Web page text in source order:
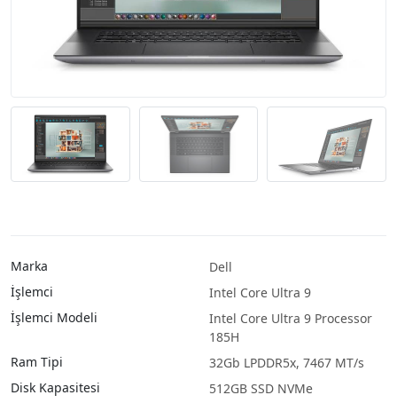
Marka
Dell
İşlemci
Intel Core Ultra 9
İşlemci Modeli
Intel Core Ultra 9 Processor
185H
Ram Tipi
32Gb LPDDR5x, 7467 MT/s
Disk Kapasitesi
512GB SSD NVMe